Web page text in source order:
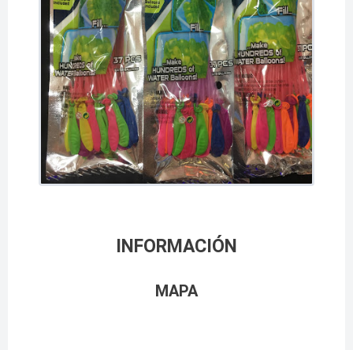
INFORMACIÓN
MAPA